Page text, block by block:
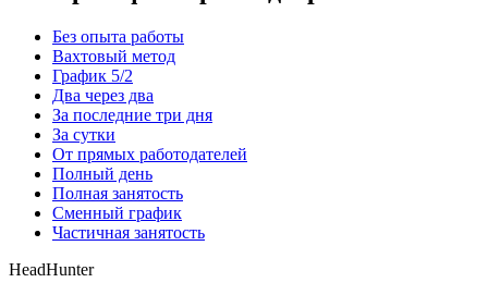
Без опыта работы
Вахтовый метод
График 5/2
Два через два
За последние три дня
За сутки
От прямых работодателей
Полный день
Полная занятость
Сменный график
Частичная занятость
HeadHunter